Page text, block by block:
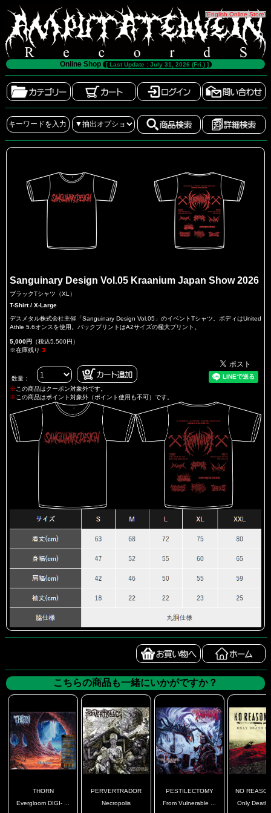
[English Online Store]
Online Shop [ Last Update : July 31, 2026 (Fri.) ]
Sanguinary Design Vol.05 Kraanium Japan Show 2026
ブラックTシャツ（XL）
T-Shirt / X-Large
デスメタル株式会社主催「Sanguinary Design Vol.05」のイベントTシャツ。ボディはUnited
Athle 5.6オンスを使用。バックプリントはA2サイズの極大プリント。
5,000円 （税込5,500円）
※在庫残り 3
数量：
※ この商品はクーポン対象外です。
※ この商品はポイント対象外（ポイント使用も不可）です。
こちらの商品も一緒にいかがですか？
THORN
Evergloom DIGI- ...
PERVERTRADOR
Necropolis
PESTILECTOMY
From Vulnerable ...
NO
Only Death